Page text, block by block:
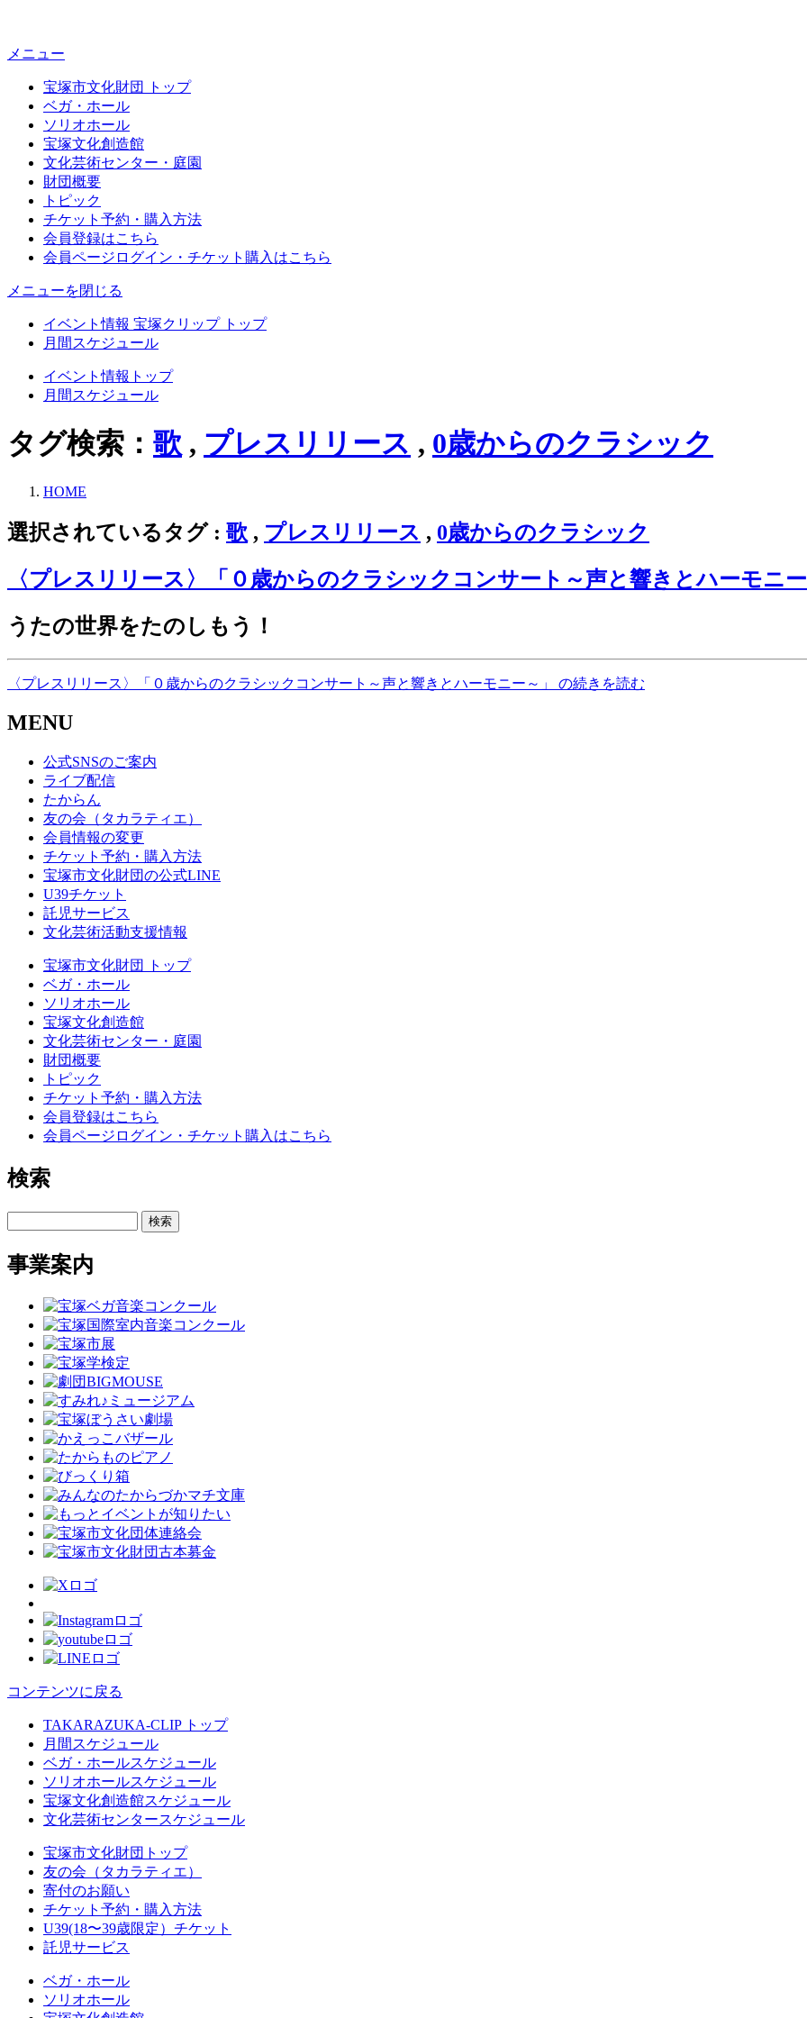
メニュー
宝塚市文化財団 トップ
ベガ・ホール
ソリオホール
宝塚文化創造館
文化芸術センター・庭園
財団概要
トピック
チケット予約・購入方法
会員登録はこちら
会員ページログイン・チケット購入はこちら
メニューを閉じる
イベント情報 宝塚クリップ トップ
月間スケジュール
イベント情報トップ
月間スケジュール
タグ検索： 歌 , プレスリリース , 0歳からのクラシック
HOME
選択されているタグ : 歌 , プレスリリース , 0歳からのクラシック
〈プレスリリース〉「０歳からのクラシックコンサート～声と響きとハーモニ
うたの世界をたのしもう！
〈プレスリリース〉「０歳からのクラシックコンサート～声と響きとハーモニー～」 の続きを読む
MENU
公式SNSのご案内
ライブ配信
たからん
友の会（タカラティエ）
会員情報の変更
チケット予約・購入方法
宝塚市文化財団の公式LINE
U39チケット
託児サービス
文化芸術活動支援情報
宝塚市文化財団 トップ
ベガ・ホール
ソリオホール
宝塚文化創造館
文化芸術センター・庭園
財団概要
トピック
チケット予約・購入方法
会員登録はこちら
会員ページログイン・チケット購入はこちら
検索
検索
事業案内
コンテンツに戻る
TAKARAZUKA-CLIP トップ
月間スケジュール
ベガ・ホールスケジュール
ソリオホールスケジュール
宝塚文化創造館スケジュール
文化芸術センタースケジュール
宝塚市文化財団トップ
友の会（タカラティエ）
寄付のお願い
チケット予約・購入方法
U39(18〜39歳限定）チケット
託児サービス
ベガ・ホール
ソリオホール